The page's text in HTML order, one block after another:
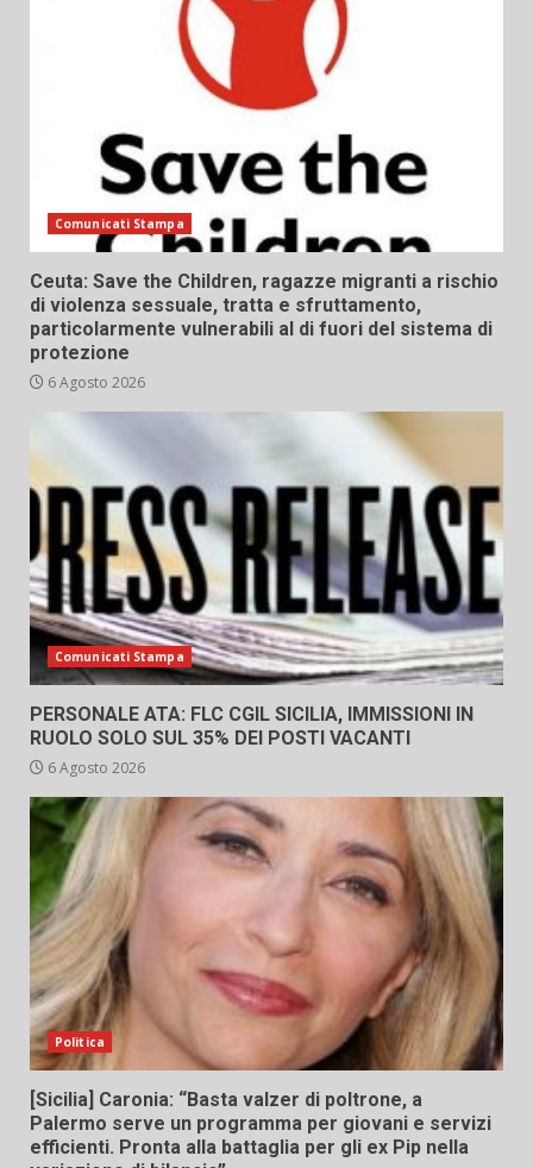
Comunicati Stampa
Ceuta: Save the Children, ragazze migranti a rischio
di violenza sessuale, tratta e sfruttamento,
particolarmente vulnerabili al di fuori del sistema di
protezione
6 Agosto 2026
Comunicati Stampa
PERSONALE ATA: FLC CGIL SICILIA, IMMISSIONI IN
RUOLO SOLO SUL 35% DEI POSTI VACANTI
6 Agosto 2026
Politica
[Sicilia] Caronia: “Basta valzer di poltrone, a
Palermo serve un programma per giovani e servizi
efficienti. Pronta alla battaglia per gli ex Pip nella